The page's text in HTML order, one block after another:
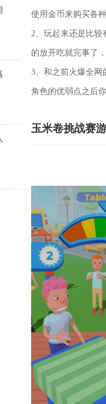
使用金币来购买各
2、玩起来还是比较
的放开吃就完事了
3、和之前火爆全网
角色的优弱点之后
玉米卷挑战赛